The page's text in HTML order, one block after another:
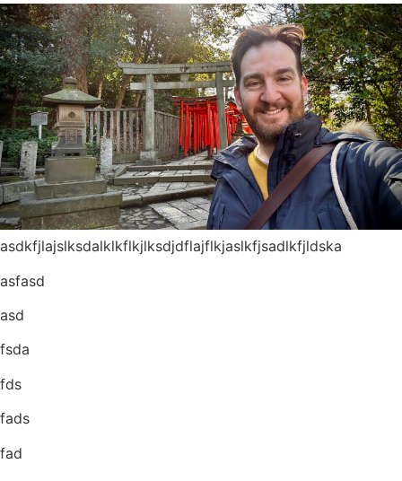
asdkfjlajslksdalklkflkjlksdjdflajflkjaslkfjsadlkfjldska
asfasd
asd
fsda
fds
fads
fad